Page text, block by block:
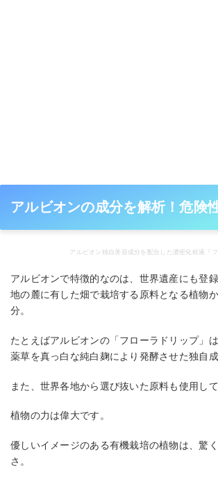
アルビオンの成分を解析！危険
アルビオン独自美容成分を配合した濃密化粧液『
アルビオンで特徴的なのは、世界遺産にも登
地の麓に有した畑で栽培する原料となる植物
分。
たとえばアルビオンの「フローラドリップ」
薬草を真っ白な純白麹により発酵させた独自成
また、世界各地から選び抜いた原料も使用して
植物の力は偉大です。
優しいイメージのある有機栽培の植物は、驚
さ。